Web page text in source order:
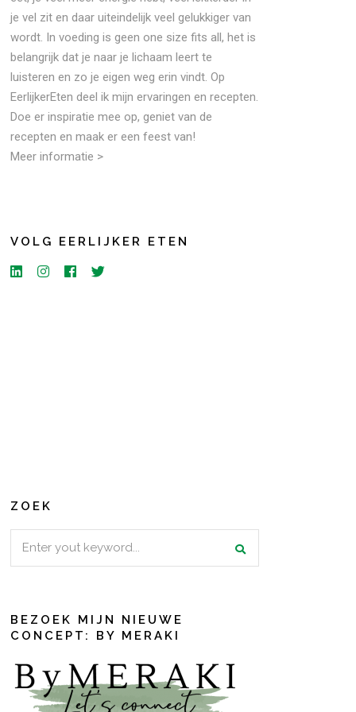
je vel zit en daar uiteindelijk veel gelukkiger van
wordt. In voeding is geen one size fits all, het is
belangrijk dat je naar je lichaam leert te
luisteren en zo je eigen weg erin vindt. Op
EerlijkerEten deel ik mijn ervaringen en recepten.
Doe er inspiratie mee op, geniet van de
recepten en maak er een feest van!
Meer informatie >
VOLG EERLIJKER ETEN
ZOEK
Search
BEZOEK MIJN NIEUWE
CONCEPT: BY MERAKI